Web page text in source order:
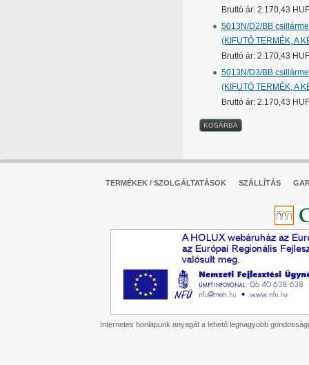
Bruttó ár: 2.170,43 HUF
5013N/D2/BB
(KIFUTÓ TERMÉK, A
Bruttó ár: 2.170,43 HUF
5013N/D3/BB
(KIFUTÓ TERMÉK, A
Bruttó ár: 2.170,43 HUF
TERMÉKEK / SZOLGÁLTATÁSOK SZÁLLÍTÁS
Internetes honlapunk anyagát a lehető legnagyobb